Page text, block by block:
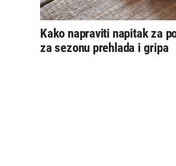
Kako napraviti napitak za
za sezonu prehlada i gripa